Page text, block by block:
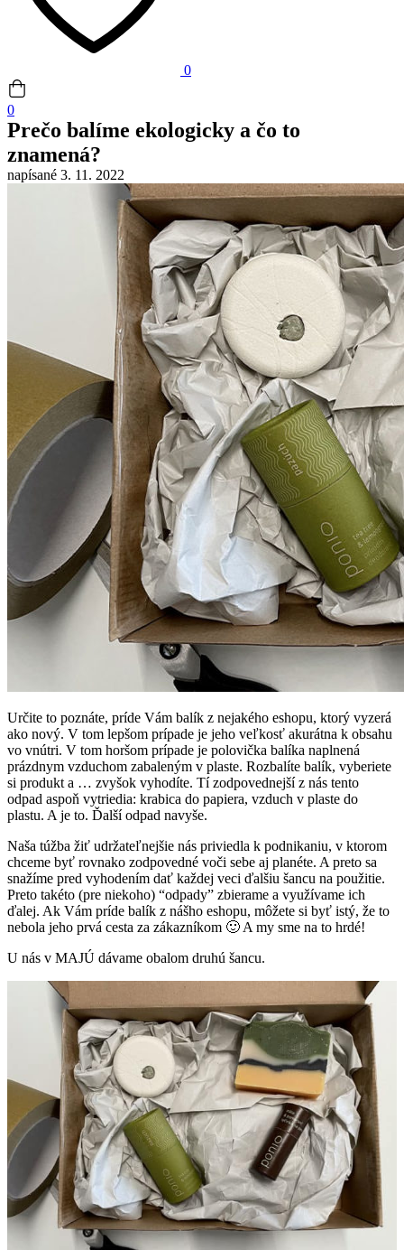
0
0
Prečo balíme ekologicky a čo to
znamená?
napísané 3. 11. 2022
Určite to poznáte, príde Vám balík z nejakého eshopu, ktorý vyzerá
ako nový. V tom lepšom prípade je jeho veľkosť akurátna k obsahu
vo vnútri. V tom horšom prípade je polovička balíka naplnená
prázdnym vzduchom zabaleným v plaste. Rozbalíte balík, vyberiete
si produkt a … zvyšok vyhodíte. Tí zodpovednejší z nás tento
odpad aspoň vytriedia: krabica do papiera, vzduch v plaste do
plastu. A je to. Ďalší odpad navyše.
Naša túžba žiť udržateľnejšie nás priviedla k podnikaniu, v ktorom
chceme byť rovnako zodpovedné voči sebe aj planéte. A preto sa
snažíme pred vyhodením dať každej veci ďalšiu šancu na použitie.
Preto takéto (pre niekoho) “odpady” zbierame a využívame ich
ďalej. Ak Vám príde balík z nášho eshopu, môžete si byť istý, že to
nebola jeho prvá cesta za zákazníkom 🙂 A my sme na to hrdé!
U nás v MAJÚ dávame obalom druhú šancu.